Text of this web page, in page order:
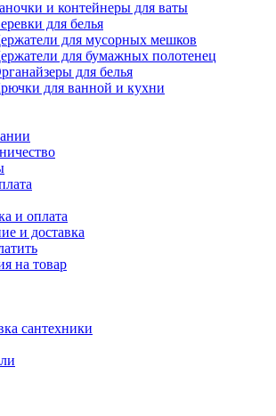
и контейнеры для ваты
для белья
для мусорных мешков
для бумажных полотенец
для белья
для ванной и кухни
и оплата
и доставка
на товар
сантехники